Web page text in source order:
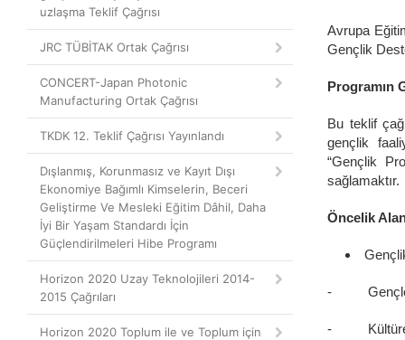
uzlaşma Teklif Çağrısı
JRC TÜBİTAK Ortak Çağrısı
CONCERT-Japan Photonic
Manufacturing Ortak Çağrısı
TKDK 12. Teklif Çağrısı Yayınlandı
Dışlanmış, Korunmasız ve Kayıt Dışı
Ekonomiye Bağımlı Kimselerin, Beceri
Geliştirme Ve Mesleki Eğitim Dâhil, Daha
İyi Bir Yaşam Standardı İçin
Güçlendirilmeleri Hibe Programı
Horizon 2020 Uzay Teknolojileri 2014-
2015 Çağrıları
Horizon 2020 Toplum ile ve Toplum için
Avrupa
Gençlik
Programın
Bu teklif
gençlik
“Gençlik
sağlamaktır.
Öncelik
-
- Kültürel